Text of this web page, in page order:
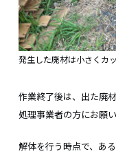
発生した廃材は小さくカ
作業終了後は、出た廃
処理事業者の方にお願
解体を行う時点で、あ